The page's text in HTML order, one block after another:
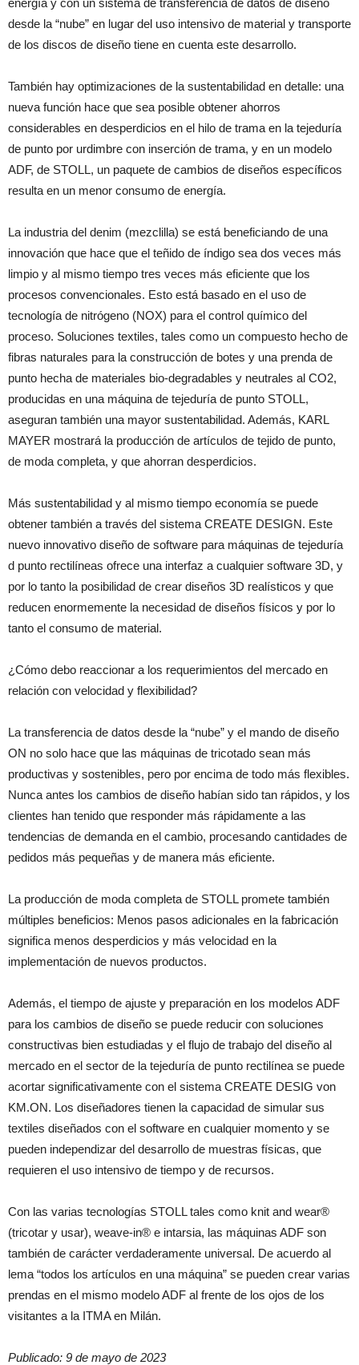
energía y con un sistema de transferencia de datos de diseño
desde la “nube” en lugar del uso intensivo de material y transporte
de los discos de diseño tiene en cuenta este desarrollo.
También hay optimizaciones de la sustentabilidad en detalle: una
nueva función hace que sea posible obtener ahorros
considerables en desperdicios en el hilo de trama en la tejeduría
de punto por urdimbre con inserción de trama, y en un modelo
ADF, de STOLL, un paquete de cambios de diseños específicos
resulta en un menor consumo de energía.
La industria del denim (mezclilla) se está beneficiando de una
innovación que hace que el teñido de índigo sea dos veces más
limpio y al mismo tiempo tres veces más eficiente que los
procesos convencionales. Esto está basado en el uso de
tecnología de nitrógeno (NOX) para el control químico del
proceso. Soluciones textiles, tales como un compuesto hecho de
fibras naturales para la construcción de botes y una prenda de
punto hecha de materiales bio-degradables y neutrales al CO2,
producidas en una máquina de tejeduría de punto STOLL,
aseguran también una mayor sustentabilidad. Además, KARL
MAYER mostrará la producción de artículos de tejido de punto,
de moda completa, y que ahorran desperdicios.
Más sustentabilidad y al mismo tiempo economía se puede
obtener también a través del sistema CREATE DESIGN. Este
nuevo innovativo diseño de software para máquinas de tejeduría
d punto rectilíneas ofrece una interfaz a cualquier software 3D, y
por lo tanto la posibilidad de crear diseños 3D realísticos y que
reducen enormemente la necesidad de diseños físicos y por lo
tanto el consumo de material.
¿Cómo debo reaccionar a los requerimientos del mercado en
relación con velocidad y flexibilidad?
La transferencia de datos desde la “nube” y el mando de diseño
ON no solo hace que las máquinas de tricotado sean más
productivas y sostenibles, pero por encima de todo más flexibles.
Nunca antes los cambios de diseño habían sido tan rápidos, y los
clientes han tenido que responder más rápidamente a las
tendencias de demanda en el cambio, procesando cantidades de
pedidos más pequeñas y de manera más eficiente.
La producción de moda completa de STOLL promete también
múltiples beneficios: Menos pasos adicionales en la fabricación
significa menos desperdicios y más velocidad en la
implementación de nuevos productos.
Además, el tiempo de ajuste y preparación en los modelos ADF
para los cambios de diseño se puede reducir con soluciones
constructivas bien estudiadas y el flujo de trabajo del diseño al
mercado en el sector de la tejeduría de punto rectilínea se puede
acortar significativamente con el sistema CREATE DESIG von
KM.ON. Los diseñadores tienen la capacidad de simular sus
textiles diseñados con el software en cualquier momento y se
pueden independizar del desarrollo de muestras físicas, que
requieren el uso intensivo de tiempo y de recursos.
Con las varias tecnologías STOLL tales como knit and wear®
(tricotar y usar), weave-in® e intarsia, las máquinas ADF son
también de carácter verdaderamente universal. De acuerdo al
lema “todos los artículos en una máquina” se pueden crear varias
prendas en el mismo modelo ADF al frente de los ojos de los
visitantes a la ITMA en Milán.
Publicado: 9 de mayo de 2023